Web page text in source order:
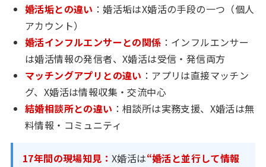
婚活垢との違い ：婚活垢はX婚活の手段の一つ（個人
アカウント）
婚活インフルエンサーとの関係 ：インフルエンサー
は婚活情報の発信者、X婚活は受信・発信両方
マッチングアプリとの違い ：アプリは直接マッチン
グ、X婚活は情報収集・交流中心
結婚相談所との違い ：相談所は実務支援、X婚活は無
料情報・コミュニティ
17年間の現場知見： X婚活は“婚活と並行して情報